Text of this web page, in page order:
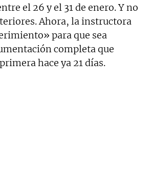
el 26 y el 31 de enero. Y no
Ahora, la instructora
para que sea
completa que
hace ya 21 días.